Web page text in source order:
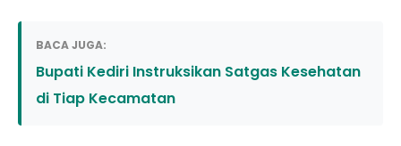
BACA JUGA:
Bupati Kediri Instruksikan Satgas Kesehatan
di Tiap Kecamatan